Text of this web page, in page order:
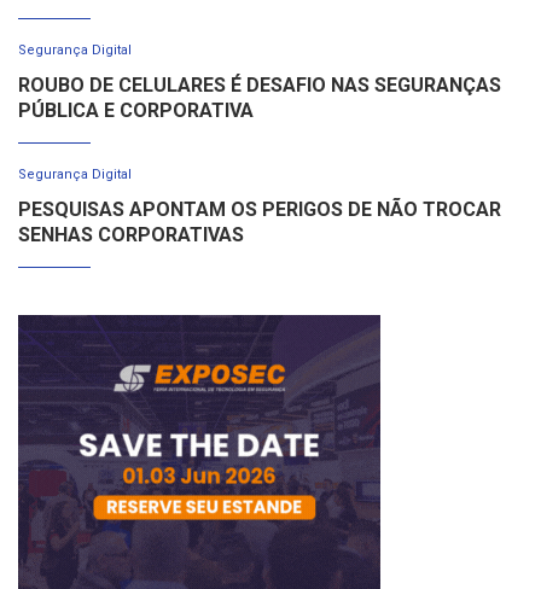
Segurança Digital
ROUBO DE CELULARES É DESAFIO NAS SEGURANÇAS
PÚBLICA E CORPORATIVA
Segurança Digital
PESQUISAS APONTAM OS PERIGOS DE NÃO TROCAR
SENHAS CORPORATIVAS